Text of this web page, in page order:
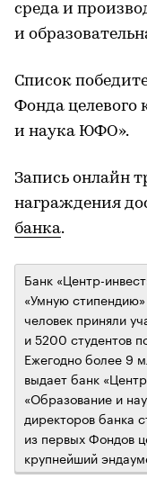
среда и
и
Список
Фонда целевого
и наука ЮФО».
Запись онлайн
награждения
банка.
Банк «Центр-
«Умную
человек приняли
и 5200 студентов
Ежегодно более 9
выдает банк
«Образование и
директоров банка
из первых Фондов
крупнейший